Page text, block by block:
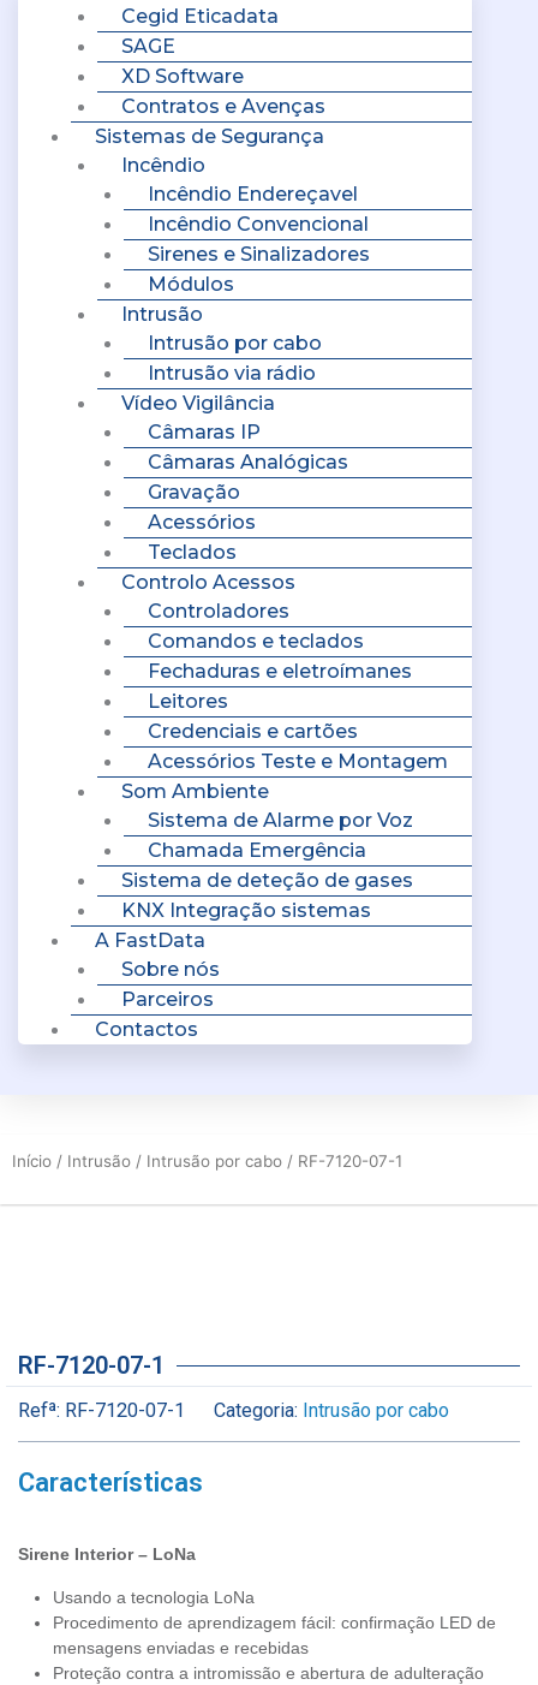
Cegid Eticadata
SAGE
XD Software
Contratos e Avenças
Sistemas de Segurança
Incêndio
Incêndio Endereçavel
Incêndio Convencional
Sirenes e Sinalizadores
Módulos
Intrusão
Intrusão por cabo
Intrusão via rádio
Vídeo Vigilância
Câmaras IP
Câmaras Analógicas
Gravação
Acessórios
Teclados
Controlo Acessos
Controladores
Comandos e teclados
Fechaduras e eletroímanes
Leitores
Credenciais e cartões
Acessórios Teste e Montagem
Som Ambiente
Sistema de Alarme por Voz
Chamada Emergência
Sistema de deteção de gases
KNX Integração sistemas
A FastData
Sobre nós
Parceiros
Contactos
Início / Intrusão / Intrusão por cabo / RF-7120-07-1
RF-7120-07-1
Refª: RF-7120-07-1 Categoria: Intrusão por cabo
Características
Sirene Interior – LoNa
Usando a tecnologia LoNa
Procedimento de aprendizagem fácil: confirmação LED de
mensagens enviadas e recebidas
Proteção contra a intromissão e abertura de adulteração